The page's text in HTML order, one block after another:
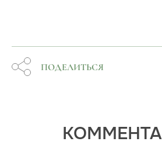
ПОДЕЛИТЬСЯ